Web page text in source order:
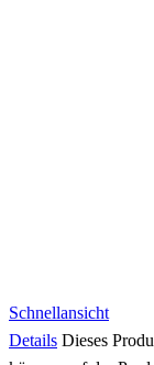
Schnellansicht
Details Dieses